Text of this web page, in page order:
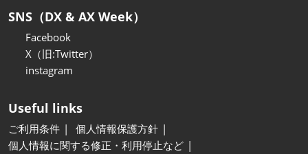
SNS（DX & AX Week）
Facebook
X（旧:Twitter）
instagram
Useful links
ご利用条件
個人情報保護方針
個人情報に関する修正・利用停止など